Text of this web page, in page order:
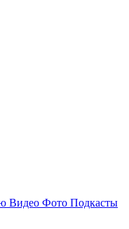
Видео Фото Подкасты